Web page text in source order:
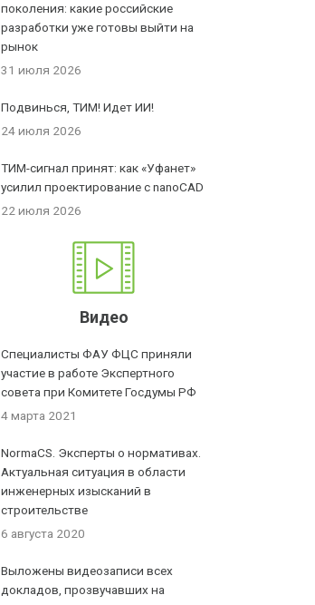
поколения: какие российские
разработки уже готовы выйти на
рынок
31 июля 2026
Подвинься, ТИМ! Идет ИИ!
24 июля 2026
ТИМ-сигнал принят: как «Уфанет»
усилил проектирование с nanoCAD
22 июля 2026
Видео
Специалисты ФАУ ФЦС приняли
участие в работе Экспертного
совета при Комитете Госдумы РФ
4 марта 2021
NormaCS. Эксперты о нормативах.
Актуальная ситуация в области
инженерных изысканий в
строительстве
6 августа 2020
Выложены видеозаписи всех
докладов, прозвучавших на